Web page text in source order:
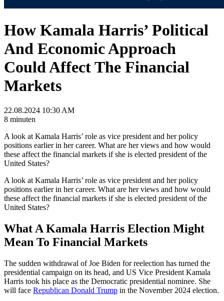
How Kamala Harris’ Political
And Economic Approach
Could Affect The Financial
Markets
22.08.2024 10:30 AM
8 minuten
A look at Kamala Harris’ role as vice president and her policy
positions earlier in her career. What are her views and how would
these affect the financial markets if she is elected president of the
United States?
A look at Kamala Harris’ role as vice president and her policy
positions earlier in her career. What are her views and how would
these affect the financial markets if she is elected president of the
United States?
What A Kamala Harris Election Might
Mean To Financial Markets
The sudden withdrawal of Joe Biden for reelection has turned the
presidential campaign on its head, and US Vice President Kamala
Harris took his place as the Democratic presidential nominee. She
will face Republican Donald Trump in the November 2024 election.